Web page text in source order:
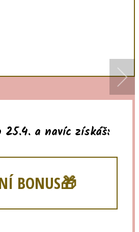
25.4. a navíc získáš:
BONUS🎁